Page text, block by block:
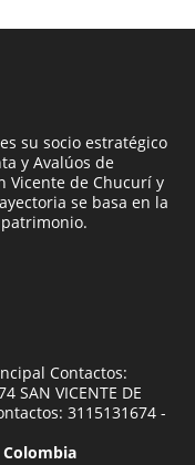
es su socio estratégico
y Avalúos de
Vicente de Chucurí y
se basa en la
Contactos:
SAN VICENTE DE
3115131674 -
Colombia